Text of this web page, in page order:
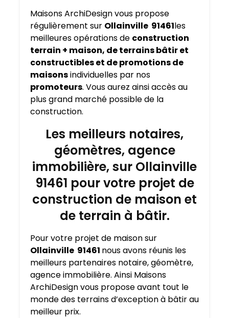
Maisons ArchiDesign vous propose
régulièrement sur Ollainville 91461les
meilleures opérations de construction
terrain + maison, de terrains bâtir et
constructibles et de promotions de
maisonsindividuelles par nos
promoteurs. Vous aurez ainsi accès au
plus grand marché possible de la
construction.
Les meilleurs notaires,
géomètres, agence
immobilière, sur Ollainville
91461 pour votre projet de
construction de maison et
de terrain à bâtir.
Pour votre projet de maison sur
Ollainville 91461 nous avons réunis les
meilleurs partenaires notaire, géomètre,
agence immobilière. Ainsi Maisons
ArchiDesign vous propose avant tout le
monde des terrains d’exception à bâtir au
meilleur prix.